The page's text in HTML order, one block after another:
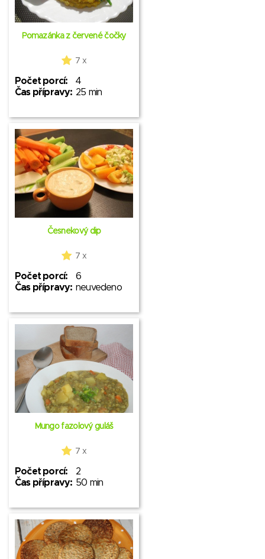
Pomazánka z červené čočky
7 x
Počet porcí:
4
Čas přípravy: 25 min
Česnekový dip
7 x
Počet porcí:
6
Čas přípravy: neuvedeno
Mungo fazolový guláš
7 x
Počet porcí:
2
Čas přípravy: 50 min